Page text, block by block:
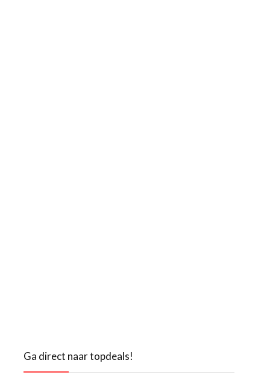
Ga direct naar topdeals!